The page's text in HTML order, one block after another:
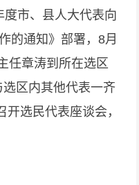
市、县人大代表向
的通知》部署，8月
任章涛到所在选区
区内其他代表一齐
选民代表座谈会，